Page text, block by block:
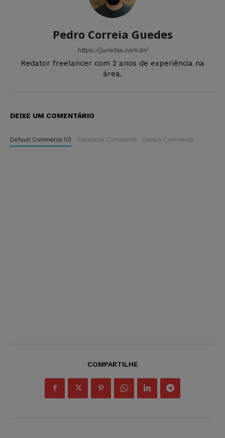
Pedro Correia Guedes
https://juristas.com.br/
Redator freelancer com 2 anos de experiência na
área.
DEIXE UM COMENTÁRIO
Default Comments (0) Facebook Comments Disqus Comments
COMPARTILHE